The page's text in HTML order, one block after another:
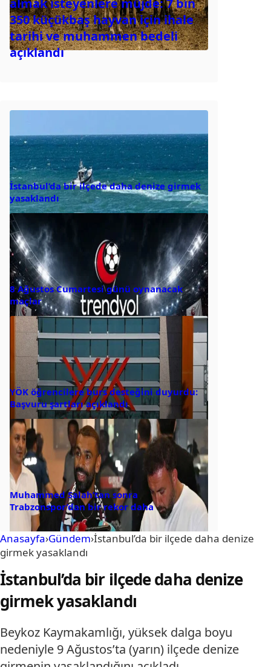
almak isteyenlere müjde: 7 bin
350 küçükbaş hayvan için ihale
tarihi ve muhammen bedeli
açıklandı
İstanbul’da bir ilçede daha denize girmek
yasaklandı
8 Ağustos Cumartesi günü oynanacak
maçlar
YÖK öğrencilere burs desteğini duyurdu:
Başvuru şartları açıklandı
Muhammed Salah’tan sonra
Trabzonspor’dan bir rekor daha
Anasayfa›Gündem›İstanbul’da bir ilçede daha denize
girmek yasaklandı
İstanbul’da bir ilçede daha denize
girmek yasaklandı
Beykoz Kaymakamlığı, yüksek dalga boyu
nedeniyle 9 Ağustos’ta (yarın) ilçede denize